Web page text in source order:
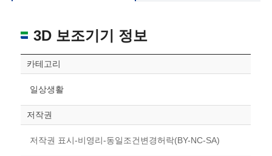
3D 보조기기 정보
카테고리
일상생활
저작권
저작권 표시-비영리-동일조건변경허락(BY-NC-SA)